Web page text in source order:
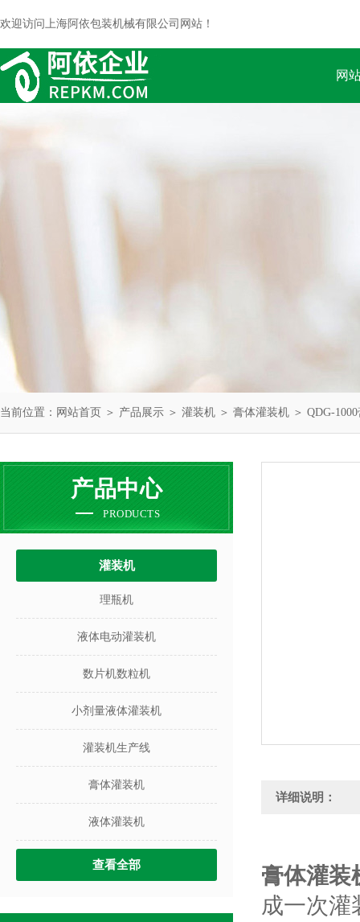
欢迎访问上海阿依包装机械有限公司网站！
网
当前位置： 网站首页 ＞ 产品展示 ＞ 灌装机 ＞ 膏体灌装机 ＞ QDG-
产品中心
PRODUCTS
灌装机
理瓶机
液体电动灌装机
数片机数粒机
小剂量液体灌装机
灌装机生产线
膏体灌装机
液体灌装机
查看全部
详细说明：
膏体灌装
成一次灌